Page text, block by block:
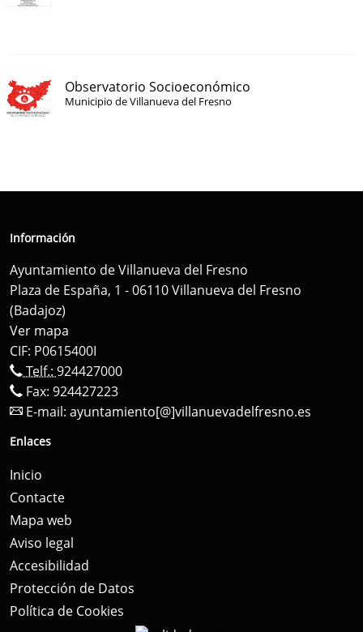
Observatorio Socioeconómico
Municipio de Villanueva del Fresno
Información
Ayuntamiento de Villanueva del Fresno
Plaza de España, 1 - 06110 Villanueva del Fresno
(Badajoz)
Ver mapa
CIF: P0615400I
Telf.: 924427000
Fax: 924427223
E-mail: ayuntamiento[@]villanuevadelfresno.es
Enlaces
Inicio
Contacte
Mapa web
Aviso legal
Accesibilidad
Protección de Datos
Política de Cookies